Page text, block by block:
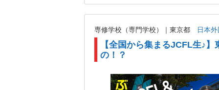
専修学校（専門学校）｜東京都 日本
【全国から集まるJCFL生♪
の！？